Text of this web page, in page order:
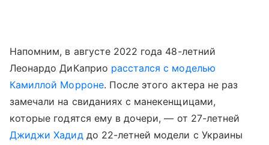
Напомним, в августе 2022 года 48-летний
Леонардо ДиКаприо расстался с моделью
Камиллой Морроне. После этого актера не раз
замечали на свиданиях с манекенщицами,
которые годятся ему в дочери, — от 27-летней
Джиджи Хадиддо 22-летней модели с Украины